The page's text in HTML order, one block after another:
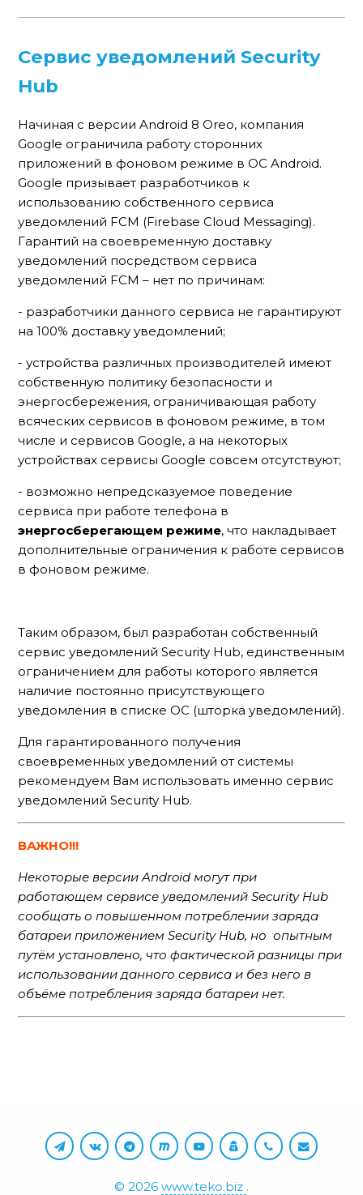
Сервис уведомлений Security
Hub
Начиная с версии Android 8 Oreo, компания
Google ограничила работу сторонних
приложений в фоновом режиме в ОС Android.
Google призывает разработчиков к
использованию собственного сервиса
уведомлений FCM (Firebase Cloud Messaging).
Гарантий на своевременную доставку
уведомлений посредством сервиса
уведомлений FСМ – нет по причинам:
- разработчики данного сервиса не гарантируют
на 100% доставку уведомлений;
- устройства различных производителей имеют
собственную политику безопасности и
энергосбережения, ограничивающая работу
всяческих сервисов в фоновом режиме, в том
числе и сервисов Google, а на некоторых
устройствах сервисы Google совсем отсутствуют;
- возможно непредсказуемое поведение
сервиса при работе телефона в
энергосберегающем режиме, что накладывает
дополнительные ограничения к работе сервисов
в фоновом режиме.
Таким образом, был разработан собственный
сервис уведомлений Security Hub, единственным
ограничением для работы которого является
наличие постоянно присутствующего
уведомления в списке ОС (шторка уведомлений).
Для гарантированного получения
своевременных уведомлений от системы
рекомендуем Вам использовать именно сервис
уведомлений Security Hub.
ВАЖНО!!!
Некоторые версии Android могут при
работающем сервисе уведомлений Security Hub
сообщать о повышенном потреблении заряда
батареи приложением Security Hub, но опытным
путём установлено, что фактической разницы при
использовании данного сервиса и без него в
объёме потребления заряда батареи нет.
© 2026 www.teko.biz .